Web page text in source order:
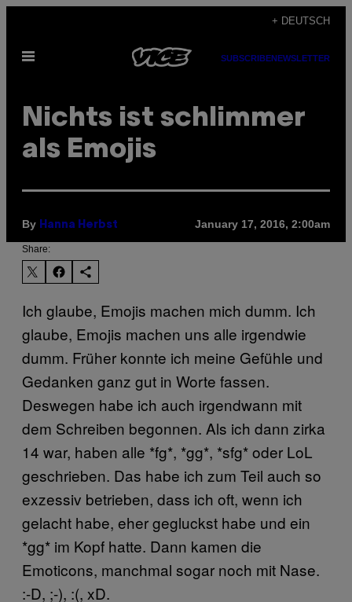
content
+ DEUTSCH
Open
SUBSCRIBENEWSLETTER
Nichts ist schlimmer
als Emojis
By Hanna Herbst January 17, 2016, 2:00am
Share:
Ich glaube, Emojis machen mich dumm. Ich
glaube, Emojis machen uns alle irgendwie
dumm. Früher konnte ich meine Gefühle und
Gedanken ganz gut in Worte fassen.
Deswegen habe ich auch irgendwann mit
dem Schreiben begonnen. Als ich dann zirka
14 war, haben alle *fg*, *gg*, *sfg* oder LoL
geschrieben. Das habe ich zum Teil auch so
exzessiv betrieben, dass ich oft, wenn ich
gelacht habe, eher gegluckst habe und ein
*gg* im Kopf hatte. Dann kamen die
Emoticons, manchmal sogar noch mit Nase.
:-D, ;-), :(, xD.